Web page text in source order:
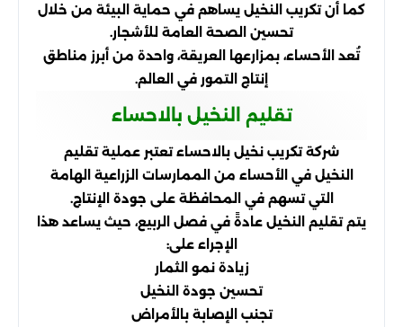
كما أن تكريب النخيل يساهم في حماية البيئة من خلال
تحسين الصحة العامة للأشجار.
تُعد الأحساء، بمزارعها العريقة، واحدة من أبرز مناطق
إنتاج التمور في العالم.
تقليم النخيل بالاحساء
شركة تكريب نخيل بالاحساء تعتبر عملية تقليم
النخيل في الأحساء من الممارسات الزراعية الهامة
التي تسهم في المحافظة على جودة الإنتاج.
يتم تقليم النخيل عادةً في فصل الربيع، حيث يساعد هذا
الإجراء على:
زيادة نمو الثمار
تحسين جودة النخيل
تجنب الإصابة بالأمراض